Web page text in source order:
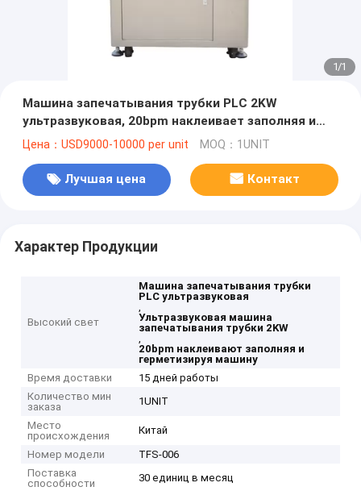
1/1
Машина запечатывания трубки PLC 2KW
ультразвуковая, 20bpm наклеивает заполняя и
герметизируя машину
Цена：USD9000-10000 per unit MOQ：1UNIT
Лучшая цена Контакт
Характер Продукции
Высокий свет
Машина запечатывания трубки
PLC ультразвуковая
,
Ультразвуковая машина
запечатывания трубки 2KW
,
20bpm наклеивают заполняя и
герметизируя машину
Время доставки
15 дней работы
Количество мин
заказа
1UNIT
Место
происхождения
Китай
Номер модели
TFS-006
Поставка
способности
30 единиц в месяц